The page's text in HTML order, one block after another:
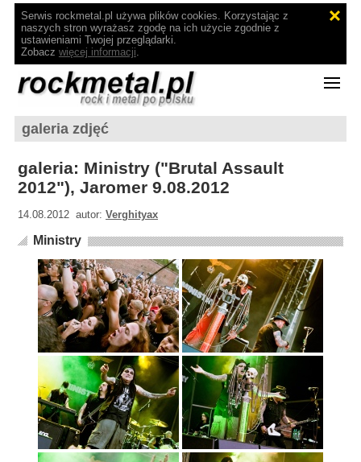
Serwis rockmetal.pl używa plików cookies. Korzystając z
naszych stron wyrażasz zgodę na ich użycie zgodnie z
ustawieniami Twojej przeglądarki.
Zobacz więcej informacji.
galeria zdjęć
galeria: Ministry ("Brutal Assault
2012"), Jaromer 9.08.2012
14.08.2012 autor:Verghityax
Ministry